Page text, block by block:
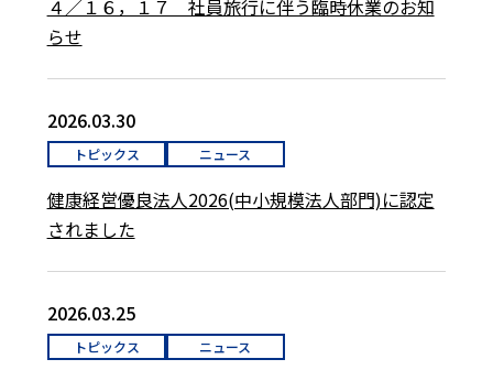
４／１６，１７ 社員旅行に伴う臨時休業のお知
らせ
2026.03.30
トピックス ニュース
健康経営優良法人2026(中小規模法人部門)に認定
されました
2026.03.25
トピックス ニュース